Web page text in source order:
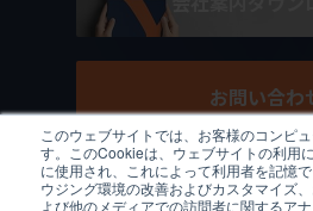
このウェブサイトでは、お客様のコンピ
す。このCookieは、ウェブサイトの利用
に使用され、これによって利用者を記憶
ウジング環境の改善およびカスタマイズ
よび他のメディアでの訪問者に関するア
お問い合わ